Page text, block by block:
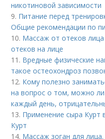
никотиновой зависимости
9. Питание перед
Общие рекомендации по
10. Массаж от отеков
отеков на лице
11. Вредные физические
такое остеохондроз
12. Кому полезно
на вопрос о том, можно ли
каждый день,
13. Применение сыра Курт
Курт
14. Массаж зоган для